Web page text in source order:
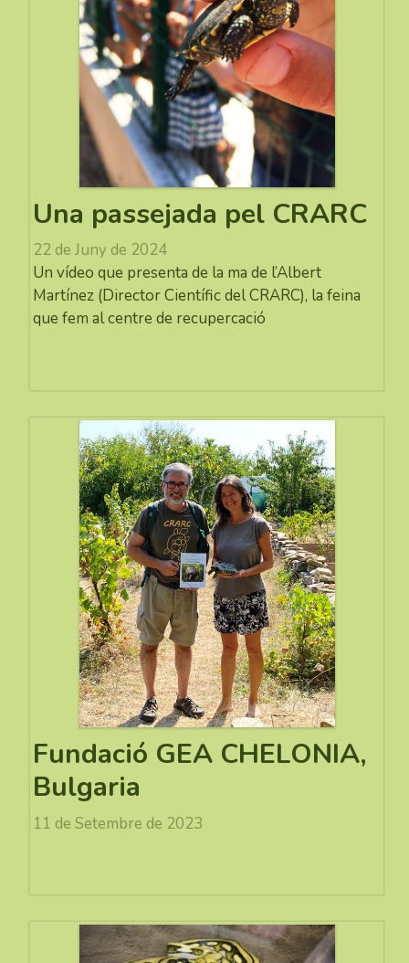
Una passejada pel CRARC
22 de Juny de 2024
Un vídeo que presenta de la ma de l’Albert
Martínez (Director Científic del CRARC), la feina
que fem al centre de recupercació
Fundació GEA CHELONIA,
Bulgaria
11 de Setembre de 2023